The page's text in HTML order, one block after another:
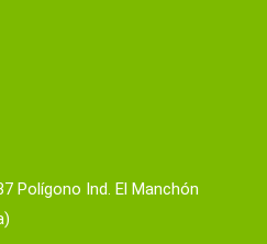
Polígono Ind. El Manchón